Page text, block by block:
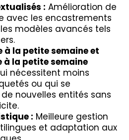
: Amélioration de
avec les encastrements
modèles avancés tels
la petite semaine et
la petite semaine
nécessitent moins
ou qui se
nouvelles entités sans
: Meilleure gestion
et adaptation aux